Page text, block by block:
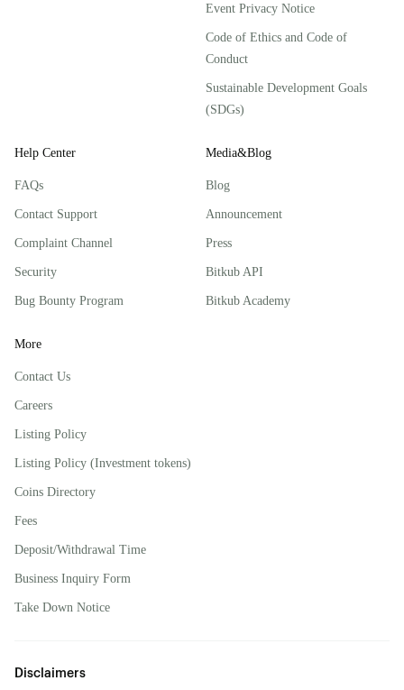
Event Privacy Notice
Code of Ethics and Code of
Conduct
Sustainable Development Goals
(SDGs)
Help Center
FAQs
Contact Support
Complaint Channel
Security
Bug Bounty Program
Media&Blog
Blog
Announcement
Press
Bitkub API
Bitkub Academy
More
Contact Us
Careers
Listing Policy
Listing Policy (Investment tokens)
Coins Directory
Fees
Deposit/Withdrawal Time
Business Inquiry Form
Take Down Notice
Disclaimers